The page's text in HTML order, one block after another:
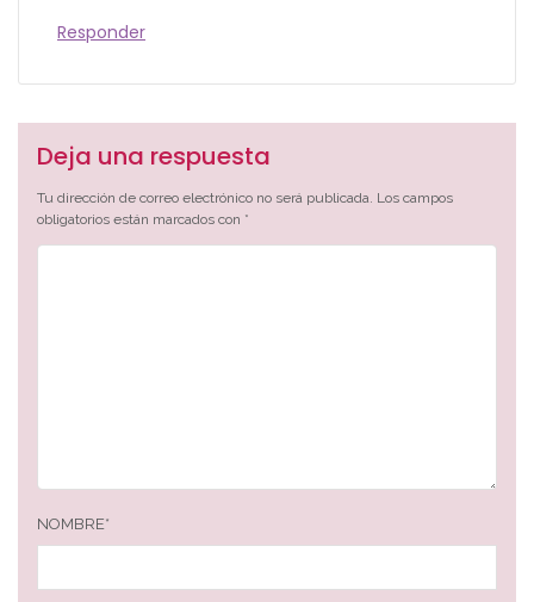
Responder
Deja una respuesta
Tu dirección de correo electrónico no será publicada. Los campos
obligatorios están marcados con *
NOMBRE*